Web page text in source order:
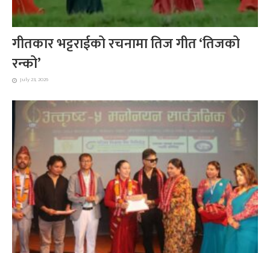
गीतकार भट्टराईको रचनामा तिज गीत ‘तिजको
रन्को’
July 23, 2026